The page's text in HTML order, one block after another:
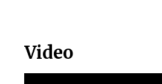
Video